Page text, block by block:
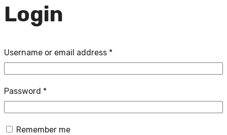
Login
Username or email address *
Password *
Remember me